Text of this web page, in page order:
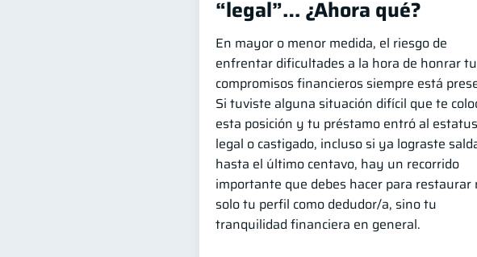
“legal”… ¿Ahora qué?
En mayor o menor medida, el riesgo de
enfrentar dificultades a la hora de honrar
compromisos financieros siempre está
Si tuviste alguna situación difícil que te
esta posición y tu préstamo entró al
legal o castigado, incluso si ya lograste
hasta el último centavo, hay un recorrido
importante que debes hacer para restaurar
solo tu perfil como dedudor/a, sino tu
tranquilidad financiera en general.